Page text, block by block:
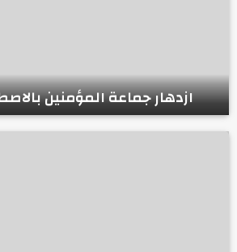
ازدهار جماعة المؤمنين